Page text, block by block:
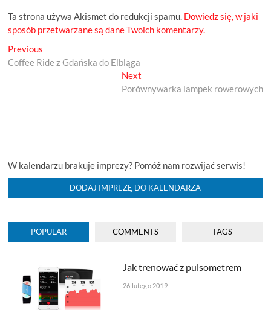
Ta strona używa Akismet do redukcji spamu. Dowiedz się, w jaki
sposób przetwarzane są dane Twoich komentarzy.
Nawigacja
wpisu
Previous
post:
Coffee Ride z Gdańska do Elbląga
NextNext
post:
Porównywarka lampek rowerowych
W kalendarzu brakuje imprezy? Pomóż nam rozwijać serwis!
DODAJ IMPREZĘ DO KALENDARZA
POPULAR COMMENTS TAGS
Jak trenować z pulsometrem
26 lutego 2019